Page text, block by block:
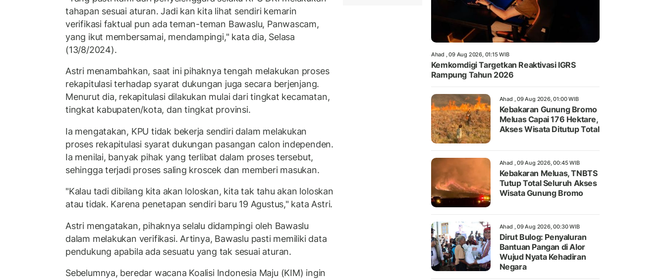
tahapan sesuai aturan. Jadi kan kita lihat sendiri kemarin
verifikasi faktual pun ada teman-teman Bawaslu, Panwascam,
yang ikut membersamai, mendampingi," kata dia, Selasa
(13/8/2024).
Astri menambahkan, saat ini pihaknya tengah melakukan proses
rekapitulasi terhadap syarat dukungan juga secara berjenjang.
Menurut dia, rekapitulasi dilakukan mulai dari tingkat kecamatan,
tingkat kabupaten/kota, dan tingkat provinsi.
Ia mengatakan, KPU tidak bekerja sendiri dalam melakukan
proses rekapitulasi syarat dukungan pasangan calon independen.
Ia menilai, banyak pihak yang terlibat dalam proses tersebut,
sehingga terjadi proses saling kroscek dan memberi masukan.
"Kalau tadi dibilang kita akan loloskan, kita tak tahu akan loloskan
atau tidak. Karena penetapan sendiri baru 19 Agustus," kata Astri.
Astri mengatakan, pihaknya selalu didampingi oleh Bawaslu
dalam melakukan verifikasi. Artinya, Bawaslu pasti memiliki data
pendukung apabila ada sesuatu yang tak sesuai aturan.
Sebelumnya, beredar wacana Koalisi Indonesia Maju (KIM) ingin
Ahad , 09 Aug 2026, 01:15 WIB
Kemkomdigi Targetkan Reaktivasi IGRS
Rampung Tahun 2026
Ahad , 09 Aug 2026, 01:00 WIB
Kebakaran Gunung Bromo
Meluas Capai 176 Hektare,
Akses Wisata Ditutup Total
Ahad , 09 Aug 2026, 00:45 WIB
Kebakaran Meluas, TNBTS
Tutup Total Seluruh Akses
Wisata Gunung Bromo
Ahad , 09 Aug 2026, 00:30 WIB
Dirut Bulog: Penyaluran
Bantuan Pangan di Alor
Wujud Nyata Kehadiran
Negara